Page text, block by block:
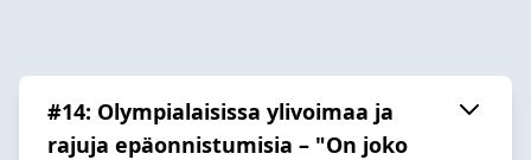
#14: Olympialaisissa ylivoimaa ja
rajuja epäonnistumisia – "On joko